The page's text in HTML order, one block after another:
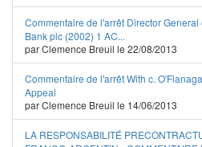
Commentaire de l'arrêt Director
Bank plc (2002) 1 AC...
par Clemence Breuil le 22/08/2013
Commentaire de l'arrêt With c.
Appeal
par Clemence Breuil le 14/06/2013
LA RESPONSABILITÉ